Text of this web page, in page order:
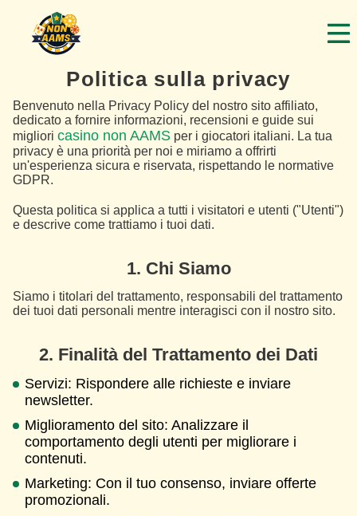
Politica sulla privacy
Benvenuto nella Privacy Policy del nostro sito affiliato,
dedicato a fornire informazioni, recensioni e guide sui
migliori casino non AAMS per i giocatori italiani. La tua
privacy è una priorità per noi e miriamo a offrirti
un'esperienza sicura e riservata, rispettando le normative
GDPR.
Questa politica si applica a tutti i visitatori e utenti ("Utenti")
e descrive come trattiamo i tuoi dati.
1. Chi Siamo
Siamo i titolari del trattamento, responsabili del trattamento
dei tuoi dati personali mentre interagisci con il nostro sito.
2. Finalità del Trattamento dei Dati
Servizi: Rispondere alle richieste e inviare
newsletter.
Miglioramento del sito: Analizzare il
comportamento degli utenti per migliorare i
contenuti.
Marketing: Con il tuo consenso, inviare offerte
promozionali.